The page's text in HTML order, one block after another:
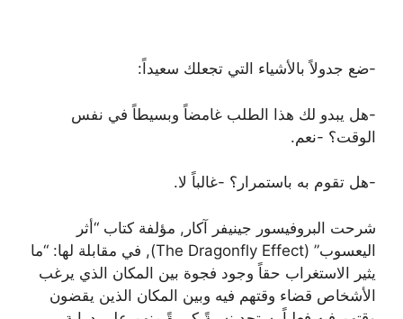
-ضع جدولاً بالأشياء التي تجعلك سعيداً:
-هل يبدو لك هذا الطلب غامضاً وبسيطاً في نفس
الوقت؟ -نعم.
-هل تقوم به باستمرار؟ -غالباً لا.
شرحت البروفيسور جينيفر آكار, مؤلفة كتاب “أثر
اليعسوب” (The Dragonfly Effect), في مقابلة لها: “ما
يثير الاستغراب حقاً وجود فجوة بين المكان الذي يرغب
الأشخاص قضاء وقتهم فيه وبين المكان الذين يقضون